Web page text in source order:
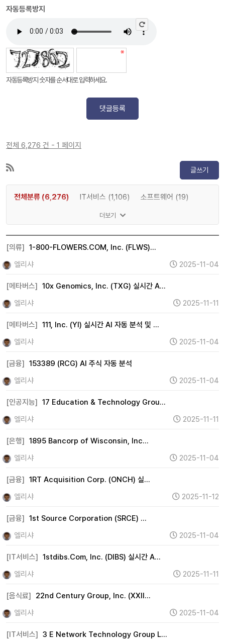
자동등록방지
자동등록방지 숫자를 순서대로 입력하세요.
댓글등록
전체 6,276 건 - 1 페이지
글쓰기
전체분류 (6,276) IT서비스 (1,106)
소프트웨어 (19)
인공지능 (83)
2차전지 (0)
자율주행 (0) 로봇 (0)
우주항공 (2)
자동차 (15)
방위산업 (0)
풍력 (0)
태양광 (0) 에너지 (360)
화학 (18)
철강 (7)
엔터테인먼트 (2)
광고 (0)
웹툰 (0) 여행 (1) 항공 (0)
면세점 (0)
음식료 (154)
더보기
[의류] 1-800-FLOWERS.COM, Inc. (FLWS)…
엘리샤
2025-11-04
[메타버스] 10x Genomics, Inc. (TXG) 실시간 A…
엘리샤
2025-11-11
[메타버스] 111, Inc. (YI) 실시간 AI 자동 분석 및 …
엘리샤
2025-11-04
[금융] 153389 (RCG) AI 주식 자동 분석
엘리샤
2025-11-04
[인공지능] 17 Education & Technology Grou…
엘리샤
2025-11-11
[은행] 1895 Bancorp of Wisconsin, Inc…
엘리샤
2025-11-04
[금융] 1RT Acquisition Corp. (ONCH) 실…
엘리샤
2025-11-12
[금융] 1st Source Corporation (SRCE) …
엘리샤
2025-11-04
[IT서비스] 1stdibs.Com, Inc. (DIBS) 실시간 A…
엘리샤
2025-11-11
[음식료]
22nd Century Group, Inc. (XXII…
엘리샤
2025-11-04
[IT서비스] 3 E Network Technology Group L…